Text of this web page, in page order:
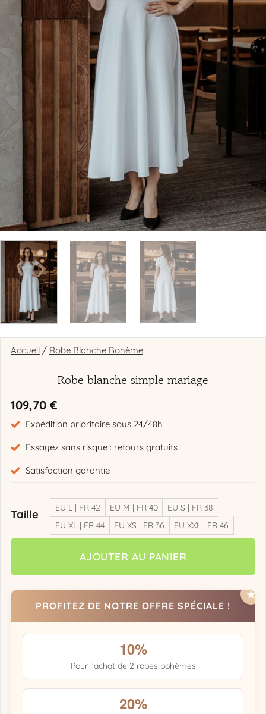
Accueil / Robe Blanche Bohème
Robe blanche simple mariage​
109,70 €
Expédition prioritaire sous 24/48h
Essayez sans risque : retours gratuits
Satisfaction garantie
Taille EU L | FR 42 EU M | FR 40
EU S | FR 38
EU XL | FR 44
EU XS | FR 36 EU XXL | FR 46
AJOUTER AU PANIER
PROFITEZ DE NOTRE OFFRE SPÉCIALE !
10%
Pour l'achat de 2 robes bohèmes
20%